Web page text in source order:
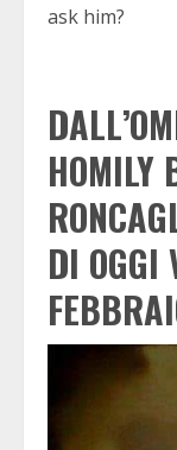
ask him?
HOMILY
DI OGGI